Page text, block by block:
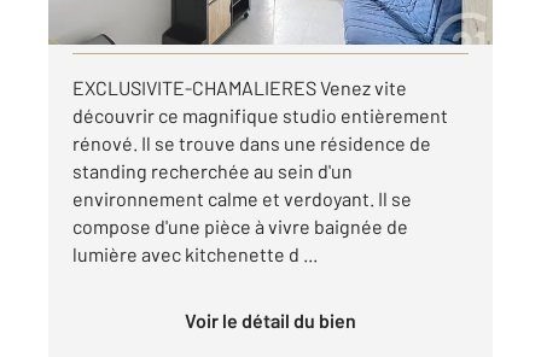
Visiter le site dédié
EXCLUSIVITE-CHAMALIERES Venez vite
découvrir ce magnifique studio entièrement
rénové. Il se trouve dans une résidence de
standing recherchée au sein d'un
environnement calme et verdoyant. Il se
compose d'une pièce à vivre baignée de
lumière avec kitchenette d ...
Voir le détail du bien